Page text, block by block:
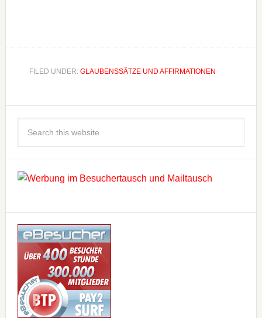
FILED UNDER: GLAUBENSSÄTZE UND AFFIRMATIONEN